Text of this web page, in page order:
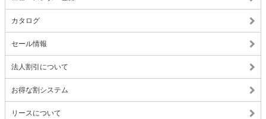
カタログ
セール情報
法人割引について
お得な割システム
リースについて